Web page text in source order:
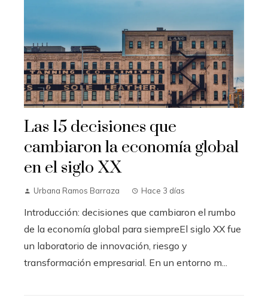
Las 15 decisiones que
cambiaron la economía global
en el siglo XX
Urbana Ramos Barraza Hace 3 días
Introducción: decisiones que cambiaron el rumbo
de la economía global para siempreEl siglo XX fue
un laboratorio de innovación, riesgo y
transformación empresarial. En un entorno m...